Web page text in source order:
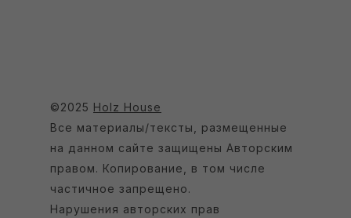
©2025 Holz House
Все материалы/тексты, размещенные
на данном сайте защищены Авторским
правом. Копирование, в том числе
частичное запрещено.
Нарушения авторских прав